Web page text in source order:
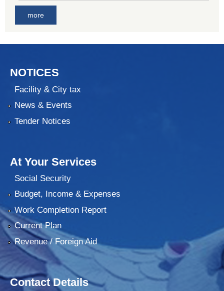
more
NOTICES
Facility & City tax
News & Events
Tender Notices
At Your Services
Social Security
Budget, Income & Expenses
Work Completion Report
Current Plan
Revenue / Foreign Aid
Contact Details